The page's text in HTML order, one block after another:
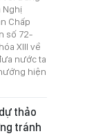
Nghị
Chấp
số 72-
XIII về
nước ta
hiện
thảo
tránh